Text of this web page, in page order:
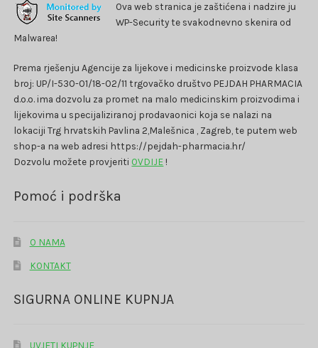
Ova web stranica je zaštićena i nadzire ju
WP-Security te svakodnevno skenira od
Malwarea!
Prema rješenju Agencije za lijekove i medicinske proizvode klasa
broj: UP/I-530-01/18-02/11 trgovačko društvo PEJDAH PHARMACIA
d.o.o. ima dozvolu za promet na malo medicinskim proizvodima i
lijekovima u specijaliziranoj prodavaonici koja se nalazi na
lokaciji Trg hrvatskih Pavlina 2,Malešnica , Zagreb, te putem web
shop-a na web adresi https://pejdah-pharmacia.hr/
Dozvolu možete provjeriti OVDIJE !
Pomoć i podrška
O NAMA
KONTAKT
SIGURNA ONLINE KUPNJA
UVJETI KUPNJE